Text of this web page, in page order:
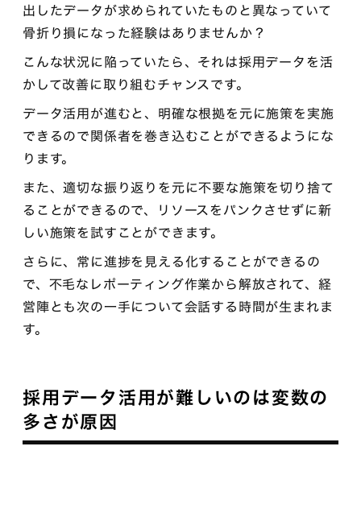
出したデータが求められていたものと異なっていて
骨折り損になった経験はありませんか？
こんな状況に陥っていたら、それは採用データを活
かして改善に取り組むチャンスです。
データ活用が進むと、明確な根拠を元に施策を実施
できるので関係者を巻き込むことができるようにな
ります。
また、適切な振り返りを元に不要な施策を切り捨て
ることができるので、リソースをパンクさせずに新
しい施策を試すことができます。
さらに、常に進捗を見える化することができるの
で、不毛なレポーティング作業から解放されて、経
営陣とも次の一手について会話する時間が生まれま
す。
採用データ活用が難しいのは変数の
多さが原因